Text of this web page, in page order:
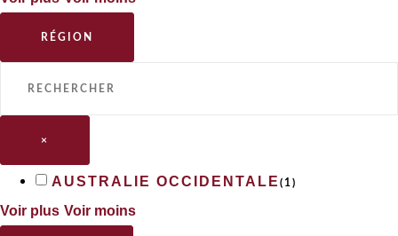
RÉGION
×
AUSTRALIE OCCIDENTALE ( 1 )
Voir plus Voir moins